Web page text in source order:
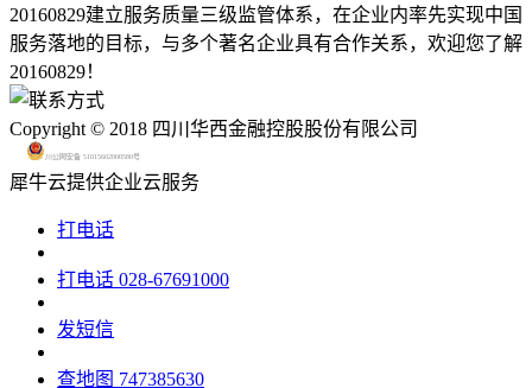
20160829建立服务质量三级监管体系，在企业内率先实现中国
服务落地的目标，与多个著名企业具有合作关系，欢迎您了解
20160829！
Copyright © 2018 四川华西金融控股股份有限公司
川公网安备 51015602000580号
犀牛云提供企业云服务
打电话
打电话 028-67691000
发短信
查地图 747385630